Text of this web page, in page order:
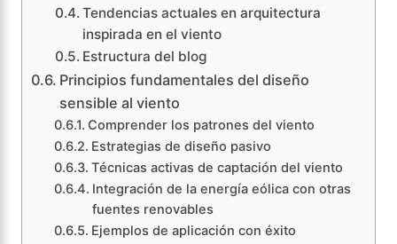
Tendencias actuales en arquitectura
inspirada en el viento
Estructura del blog
Principios fundamentales del diseño
sensible al viento
Comprender los patrones del viento
Estrategias de diseño pasivo
Técnicas activas de captación del viento
Integración de la energía eólica con otras
fuentes renovables
Ejemplos de aplicación con éxito